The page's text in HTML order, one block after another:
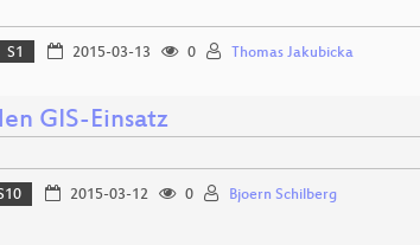
S1 2015-03-13 0 Thomas Jakubicka
GIS-Einsatz
2015-03-12 0 Bjoern Schilberg